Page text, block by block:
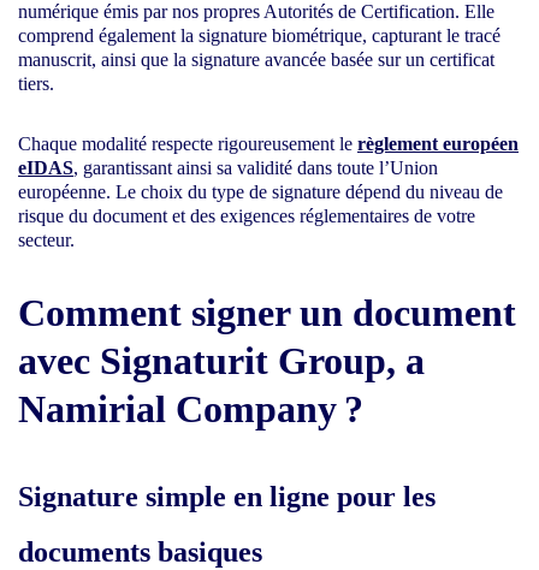
numérique émis par nos propres Autorités de Certification. Elle
comprend également la signature biométrique, capturant le tracé
manuscrit, ainsi que la signature avancée basée sur un certificat
tiers.
Chaque modalité respecte rigoureusement le règlement européen
eIDAS, garantissant ainsi sa validité dans toute l’Union
européenne. Le choix du type de signature dépend du niveau de
risque du document et des exigences réglementaires de votre
secteur.
Comment signer un document
avec Signaturit Group, a
Namirial Company ?
Signature simple en ligne pour les
documents basiques